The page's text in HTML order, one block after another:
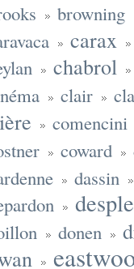
browning
carax
chabrol
clair
comencini
coward
dassin
donen